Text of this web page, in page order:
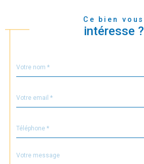
Ce bien vous
intéresse ?
par
*
*
*
Fieldset
Message
*